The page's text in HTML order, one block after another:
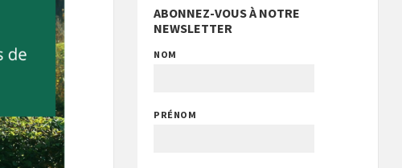
ABONNEZ-VOUS À NOTRE
NEWSLETTER
NOM
PRÉNOM